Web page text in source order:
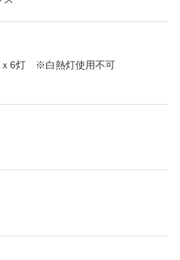
ｘ6灯 ※白熱灯使用不可